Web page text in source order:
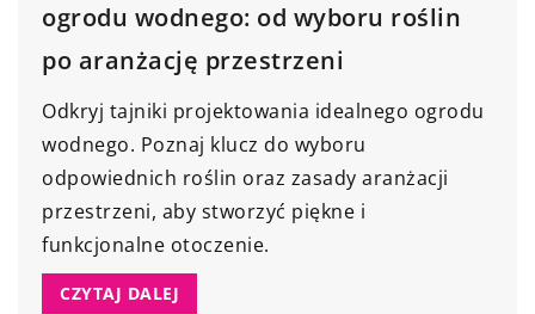
ogrodu wodnego: od wyboru roślin
po aranżację przestrzeni
Odkryj tajniki projektowania idealnego ogrodu
wodnego. Poznaj klucz do wyboru
odpowiednich roślin oraz zasady aranżacji
przestrzeni, aby stworzyć piękne i
funkcjonalne otoczenie.
CZYTAJ DALEJ